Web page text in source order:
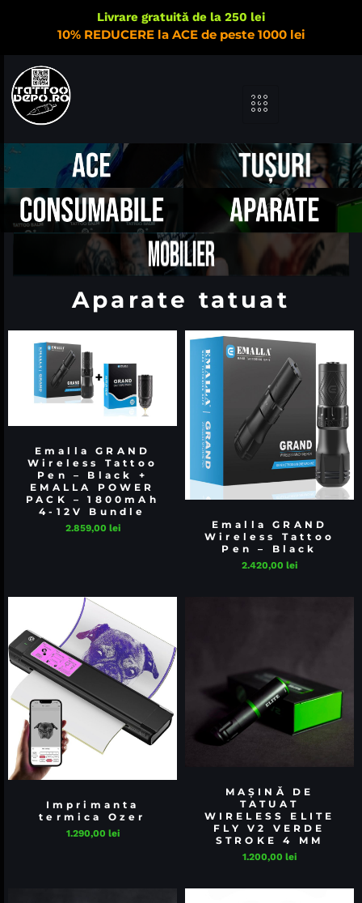
Livrare gratuită de la 250 lei
10% REDUCERE la ACE de peste 1000 lei
Aparate tatuat
Emalla GRAND
Wireless Tattoo
Pen – Black +
EMALLA POWER
PACK – 1800mAh
4-12V Bundle
2.859,00 lei
Emalla GRAND
Wireless Tattoo
Pen – Black
2.420,00 lei
Imprimanta
termica Ozer
1.290,00 lei
MAȘINĂ DE
TATUAT
WIRELESS ELITE
FLY V2 VERDE
STROKE 4 MM
1.200,00 lei